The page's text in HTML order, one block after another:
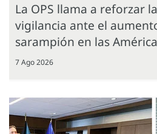
La OPS llama a reforzar
vigilancia ante el
sarampión en las
7 Ago 2026